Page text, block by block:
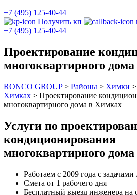
+7 (495) 125-40-44
Получить кп
+7 (495) 125-40-44
Проектирование
многоквартирного
RONCO GROUP> Районы > Химки >
Химках > Проектирование
многоквартирного дома в Химках
Услуги по
кондиционирования
многоквартирного
Работаем с 2009 года с
Смета от 1 рабочего дня
Бесплатный выезд инженера на